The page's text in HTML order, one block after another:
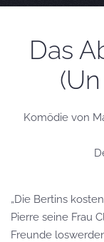
Das
Komödie von
„Die Bertins
Pierre seine Frau
Freunde